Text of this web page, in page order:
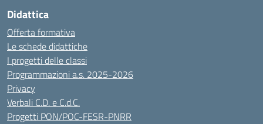
Didattica
Offerta formativa
Le schede didattiche
I progetti delle classi
Programmazioni a.s. 2025-2026
Privacy
Verbali C.D. e C.d.C.
Progetti PON/POC-FESR-PNRR